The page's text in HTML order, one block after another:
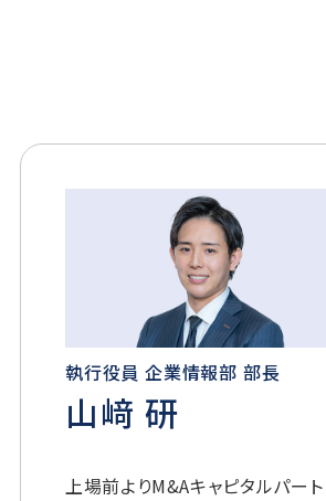
執行役員 企業情報部 部長
山﨑 研
上場前よりM&Aキャピタルパート